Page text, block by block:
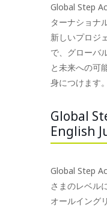
Global Step
ターナショナ
新しいプロジ
で、グローバ
と未来への可
身につけます。
Global
English
Global Step
さまのレベル
オールイング